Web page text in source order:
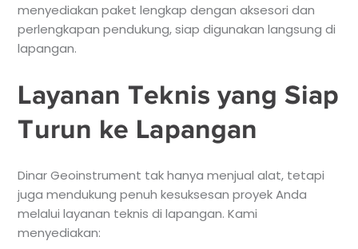
menyediakan paket lengkap dengan aksesori dan
perlengkapan pendukung, siap digunakan langsung di
lapangan.
Layanan Teknis yang Siap
Turun ke Lapangan
Dinar Geoinstrument tak hanya menjual alat, tetapi
juga mendukung penuh kesuksesan proyek Anda
melalui layanan teknis di lapangan. Kami
menyediakan: